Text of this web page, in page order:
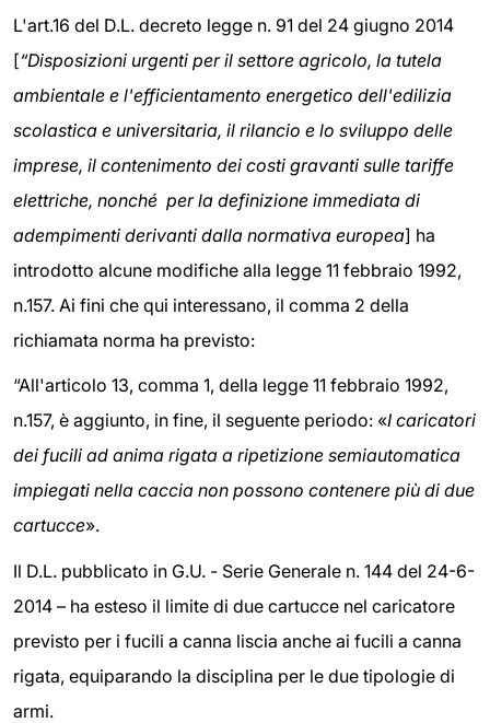
L'art.16 del D.L. decreto legge n. 91 del 24 giugno 2014
[“Disposizioni urgenti per il settore agricolo, la tutela
ambientale e l'efficientamento energetico dell'edilizia
scolastica e universitaria, il rilancio e lo sviluppo delle
imprese, il contenimento dei costi gravanti sulle tariffe
elettriche, nonché per la definizione immediata di
adempimenti derivanti dalla normativa europea] ha
introdotto alcune modifiche alla legge 11 febbraio 1992,
n.157. Ai fini che qui interessano, il comma 2 della
richiamata norma ha previsto:
“All'articolo 13, comma 1, della legge 11 febbraio 1992,
n.157, è aggiunto, in fine, il seguente periodo: «I caricatori
dei fucili ad anima rigata a ripetizione semiautomatica
impiegati nella caccia non possono contenere più di due
cartucce».
Il D.L. pubblicato in G.U. - Serie Generale n. 144 del 24-6-
2014 – ha esteso il limite di due cartucce nel caricatore
previsto per i fucili a canna liscia anche ai fucili a canna
rigata, equiparando la disciplina per le due tipologie di
armi.